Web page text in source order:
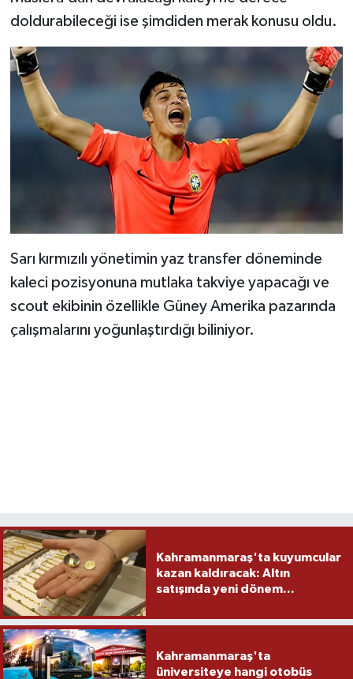
doldurabileceği ise şimdiden merak konusu oldu.
Sarı kırmızılı yönetimin yaz transfer döneminde
kaleci pozisyonuna mutlaka takviye yapacağı ve
scout ekibinin özellikle Güney Amerika pazarında
çalışmalarını yoğunlaştırdığı biliniyor.
Kahramanmaraş'ta kuyumcular
kazan kaldıracak: Altın
satışında yeni dönem...
Kahramanmaraş'ta
üniversiteye hangi otobüs